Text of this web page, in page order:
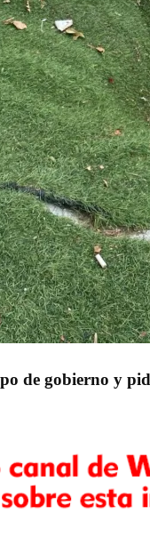
de gobierno y